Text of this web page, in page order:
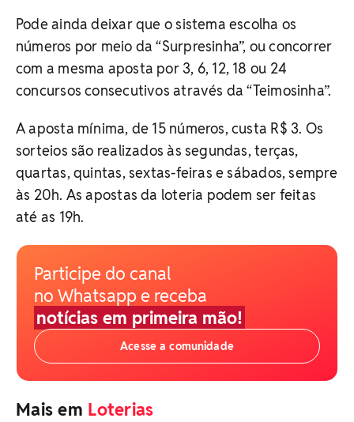
Pode ainda deixar que o sistema escolha os
números por meio da “Surpresinha”, ou concorrer
com a mesma aposta por 3, 6, 12, 18 ou 24
concursos consecutivos através da “Teimosinha”.
A aposta mínima, de 15 números, custa R$ 3. Os
sorteios são realizados às segundas, terças,
quartas, quintas, sextas-feiras e sábados, sempre
às 20h. As apostas da loteria podem ser feitas
até as 19h.
Participe do canal
no Whatsapp e receba
notícias em primeira mão!
Acesse a comunidade
Mais em Loterias